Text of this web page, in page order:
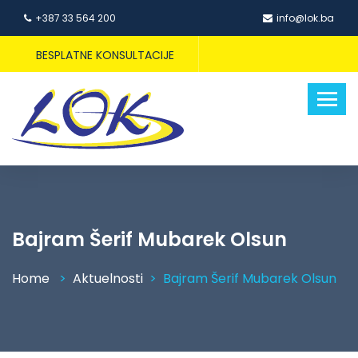
+387 33 564 200 info@lok.ba
BESPLATNE KONSULTACIJE
Bajram Šerif Mubarek Olsun
Home Aktuelnosti Bajram Šerif Mubarek Olsun